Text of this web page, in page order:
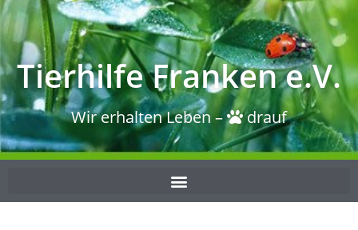
Tierhilfe Franken e.V.
Wir erhalten Leben – drauf